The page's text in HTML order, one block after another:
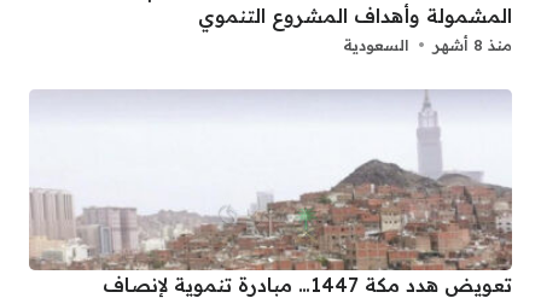
المشمولة وأهداف المشروع التنموي
منذ 8 أشهر السعودية
تعويض هدد مكة 1447… مبادرة تنموية لإنصاف